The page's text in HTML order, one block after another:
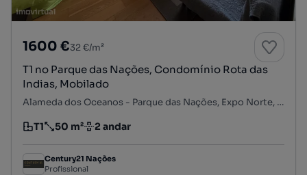
1600 €32 €/m²
T1 no Parque das Nações, Condomínio Rota das
Indias, Mobilado
Alameda dos Oceanos - Parque das Nações, Expo Norte, Parque das Nações, Lisboa, Lisboa
Tipologia
T1
Preço por metro quadrado
50 m²
Andar 2 andar
Century21 Nações
Profissional